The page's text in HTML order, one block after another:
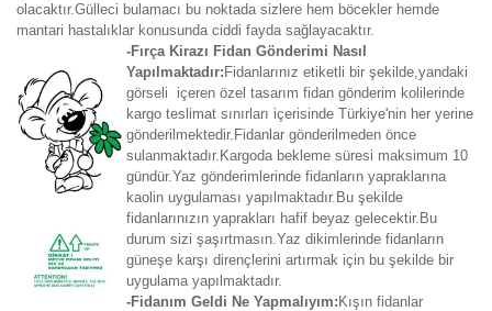
olacaktır.Gülleci bulamacı bu noktada sizlere hem böcekler hemde
mantari hastalıklar konusunda ciddi fayda sağlayacaktır.
-Fırça Kirazı Fidan Gönderimi Nasıl
Yapılmaktadır: Fidanlarınız etiketli bir şekilde,yandaki
görseli içeren özel tasarım fidan gönderim kolilerinde
kargo teslimat sınırları içerisinde Türkiye'nin her yerine
gönderilmektedir.Fidanlar gönderilmeden önce
sulanmaktadır.Kargoda bekleme süresi maksimum 10
gündür.Yaz gönderimlerinde fidanların yapraklarına
kaolin uygulaması yapılmaktadır.Bu şekilde
fidanlarınızın yaprakları hafif beyaz gelecektir.Bu
durum sizi şaşırtmasın.Yaz dikimlerinde fidanların
güneşe karşı dirençlerini artırmak için bu şekilde bir
uygulama yapılmaktadır.
-Fidanım Geldi Ne Yapmalıyım: Kışın fidanlar